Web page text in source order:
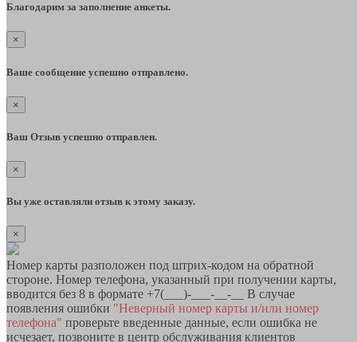
Благодарим за заполнение анкеты.
×
Ваше сообщение успешно отправлено.
×
Ваш Отзыв успешно отправлен.
×
Вы уже оставляли отзыв к этому заказу.
×
Номер карты разположен под штрих-кодом на обратной
стороне. Номер телефона, указанный при получении карты,
вводится без 8 в формате +7(___)-___-__-__ В случае
появления ошибки "Неверный номер карты и/или номер
телефона" проверьте введенные данные, если ошибка не
исчезает, позвоните в центр обслуживания клиентов